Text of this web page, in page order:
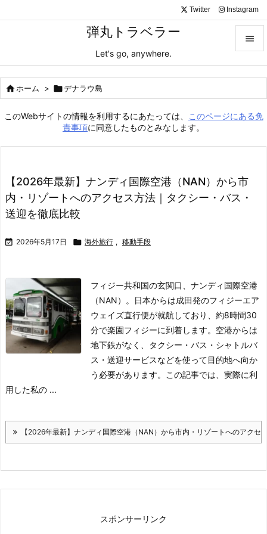
弾丸トラベラー
Let's go, anywhere.


メニュ


検索
Twitter Instagram
ホーム > デナラウ島
このWebサイトの情報を利用するにあたっては、
このページにある免
責事項に同意したものとみなします。
【2026年最新】ナンディ国際空港（NAN）から市
内・リゾートへのアクセス方法｜タクシー・バス・
送迎を徹底比較
 2026年5月17日  海外旅行 , 移動手段
フィジー共和国の玄関口、ナンディ国際空港
（NAN）。日本からは成田発のフィジーエア
ウェイズ直行便が就航しており、約8時間30
分で楽園フィジーに到着します。空港からは
地下鉄がなく、タクシー・バス・シャトルバ
ス・送迎サービスなどを使って目的地へ向か
う必要があります。この記事では、実際に利
用した私の ...
【2026年最新】ナンディ国際空港（NAN）から市内・リゾートへのアクセ
スポンサーリンク